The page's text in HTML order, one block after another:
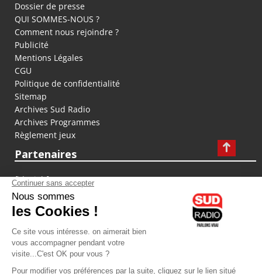
Dossier de presse
QUI SOMMES-NOUS ?
Comment nous rejoindre ?
Publicité
Mentions Légales
CGU
Politique de confidentialité
Sitemap
Archives Sud Radio
Archives Programmes
Règlement jeux
Partenaires
fiducial.fr
lyoncapitale.fr
olympique-et-lyonnais.com
L'application Iphone / Android
Téléchargez l'application